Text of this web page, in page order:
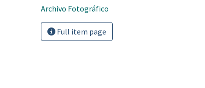
Archivo Fotográfico
Full item page